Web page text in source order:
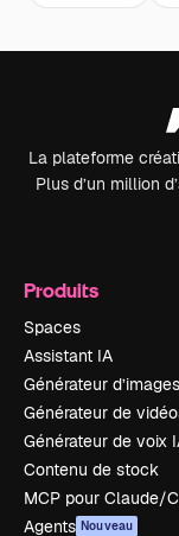
La plateforme
Plus d’un million
Produits
Spaces
Assistant IA
Générateur
Générateur de
Générateur de voix
Contenu de stock
MCP pour Claude/
Agents Nouveau